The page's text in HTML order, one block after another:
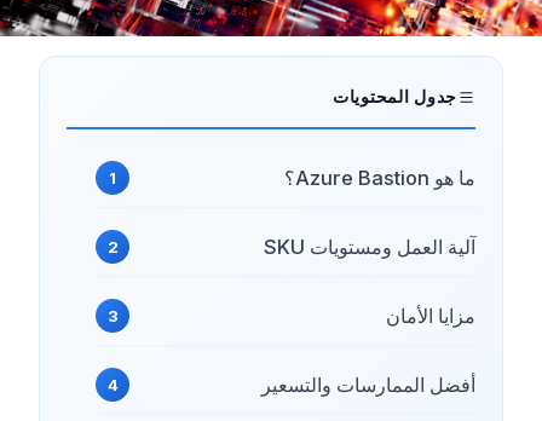
جدول المحتويات
ما هو Azure Bastion؟
آلية العمل ومستويات SKU
مزايا الأمان
أفضل الممارسات والتسعير